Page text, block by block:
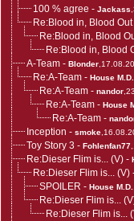
100 % agree - Jackass
Re:Blood in, Blood Out
Re:Blood in, Blood
Re:Blood in, Blood
A-Team - Blonder
Re:A-Team - House M.D.
Re:A-Team - nandor
Re:A-Team - House
Re:A-Team -
Inception - smoke
Toy Story 3 - Fohlenfan77
Re:Dieser Flim is... (V) -
Re:Dieser Flim is... (V)
SPOILER - House M.D.
Re:Dieser Flim is...
Re:Dieser Flim is...